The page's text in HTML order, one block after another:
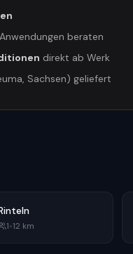
beraten
direkt ab Werk
Sachsen) geliefert
1•12 km